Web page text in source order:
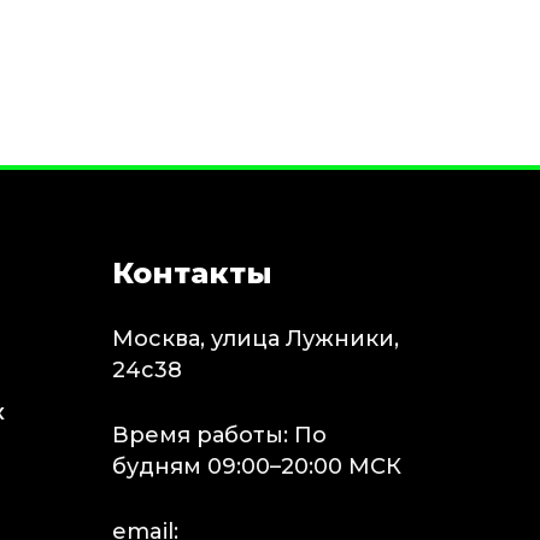
Контакты
Москва, улица Лужники,
24с38
Время работы: По
будням 09:00–20:00 МСК
email: